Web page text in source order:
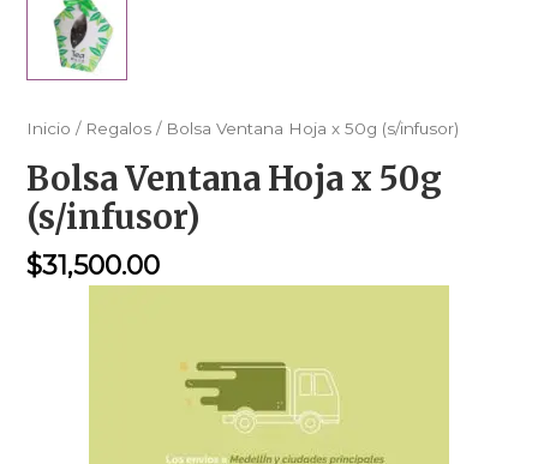
Inicio / Regalos / Bolsa Ventana Hoja x 50g (s/infusor)
Bolsa Ventana Hoja x 50g
(s/infusor)
$31,500.00